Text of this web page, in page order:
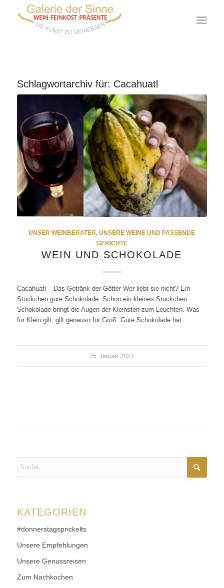
Schlagwortarchiv für: Cacahuatl
UNSER WEINBERATER,UNSERE WEINE UND PASSENDE
GERICHTE
WEIN UND SCHOKOLADE
Cacahuatl – Das Getränk der Götter Wer liebt sie nicht? Ein
Stückchen gute Schokolade. Schon ein kleines Stückchen
Schokolade bringt die Augen der Kleinsten zum Leuchten. Was
für Klein gilt, gilt genauso für Groß. Gute Schokolade hat…
25. Januar 2021
KATEGORIEN
#donnerstagsprickelts
Unsere Empfehlungen
Unsere Genussreisen
Zum Nachkochen